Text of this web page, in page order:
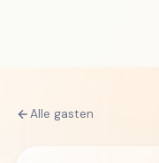
Alle gasten